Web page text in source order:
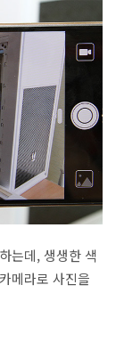
는데, 생생한 색
메라로 사진을